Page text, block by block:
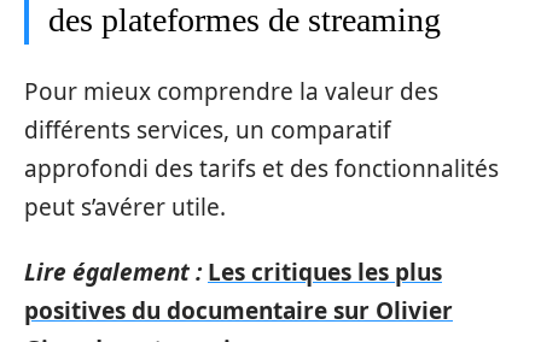
des plateformes de streaming
Pour mieux comprendre la valeur des
différents services, un comparatif
approfondi des tarifs et des fonctionnalités
peut s’avérer utile.
Lire également : Les critiques les plus
positives du documentaire sur Olivier